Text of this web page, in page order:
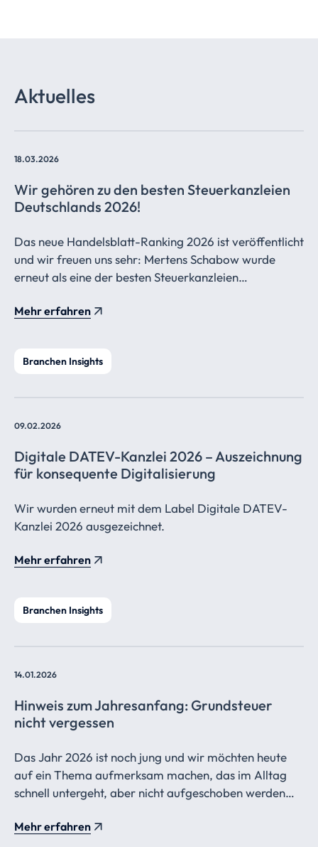
Aktuelles
18.03.2026
Wir gehören zu den besten Steuerkanzleien
Deutschlands 2026!
Das neue Handelsblatt-Ranking 2026 ist veröffentlicht
und wir freuen uns sehr: Mertens Schabow wurde
erneut als eine der besten Steuerkanzleien
Mehr erfahren
Branchen Insights
09.02.2026
Digitale DATEV-Kanzlei 2026 – Auszeichnung
für konsequente Digitalisierung
Wir wurden erneut mit dem Label Digitale DATEV-
Kanzlei 2026 ausgezeichnet.
Mehr erfahren
Branchen Insights
14.01.2026
Hinweis zum Jahresanfang: Grundsteuer
nicht vergessen
Das Jahr 2026 ist noch jung und wir möchten heute
auf ein Thema aufmerksam machen, das im Alltag
schnell untergeht, aber nicht aufgeschoben werden
Mehr erfahren